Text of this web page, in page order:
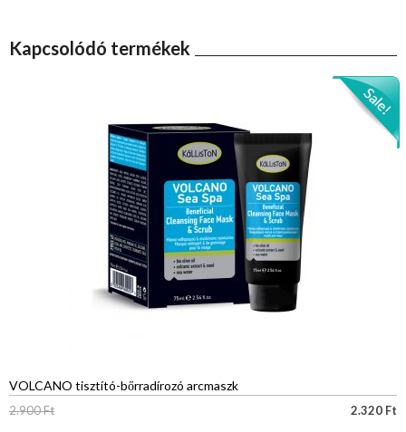
Kapcsolódó termékek
VOLCANO tisztító-bőrradírozó arcmaszk
2.900Ft 2.320 Ft